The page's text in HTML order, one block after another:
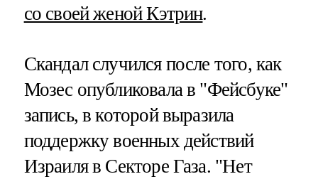
со своей женой Кэтрин.
Скандал случился после того, как
Мозес опубликовала в "Фейсбуке"
запись, в которой выразила
поддержку военных действий
Израиля в Секторе Газа. "Нет